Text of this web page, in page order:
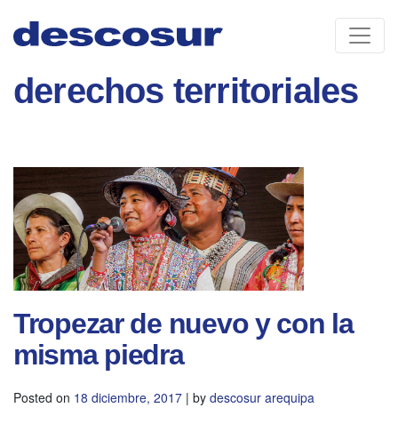
content
derechos territoriales
Tropezar de nuevo y con la
misma piedra
Posted on 18 diciembre, 2017 | by descosur arequipa